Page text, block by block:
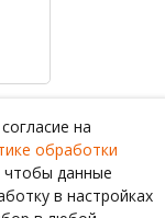
на
обработки
чтобы данные
в настройках